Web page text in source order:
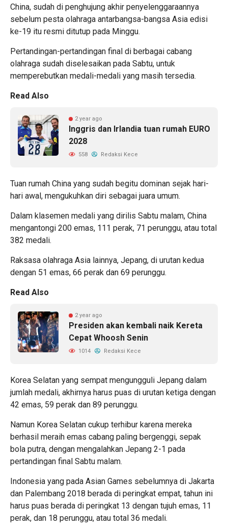
China, sudah di penghujung akhir penyelenggaraannya
sebelum pesta olahraga antarbangsa-bangsa Asia edisi
ke-19 itu resmi ditutup pada Minggu.
Pertandingan-pertandingan final di berbagai cabang
olahraga sudah diselesaikan pada Sabtu, untuk
memperebutkan medali-medali yang masih tersedia.
Read Also
2 year ago
Inggris dan Irlandia tuan rumah EURO
2028
558 Redaksi Kece
Tuan rumah China yang sudah begitu dominan sejak hari-
hari awal, mengukuhkan diri sebagai juara umum.
Dalam klasemen medali yang dirilis Sabtu malam, China
mengantongi 200 emas, 111 perak, 71 perunggu, atau total
382 medali.
Raksasa olahraga Asia lainnya, Jepang, di urutan kedua
dengan 51 emas, 66 perak dan 69 perunggu.
Read Also
2 year ago
Presiden akan kembali naik Kereta
Cepat Whoosh Senin
1014 Redaksi Kece
Korea Selatan yang sempat mengungguli Jepang dalam
jumlah medali, akhirnya harus puas di urutan ketiga dengan
42 emas, 59 perak dan 89 perunggu.
Namun Korea Selatan cukup terhibur karena mereka
berhasil meraih emas cabang paling bergenggi, sepak
bola putra, dengan mengalahkan Jepang 2-1 pada
pertandingan final Sabtu malam.
Indonesia yang pada Asian Games sebelumnya di Jakarta
dan Palembang 2018 berada di peringkat empat, tahun ini
harus puas berada di peringkat 13 dengan tujuh emas, 11
perak, dan 18 perunggu, atau total 36 medali.